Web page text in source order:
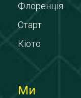
Флоренція
Старт
Кіото
Ми